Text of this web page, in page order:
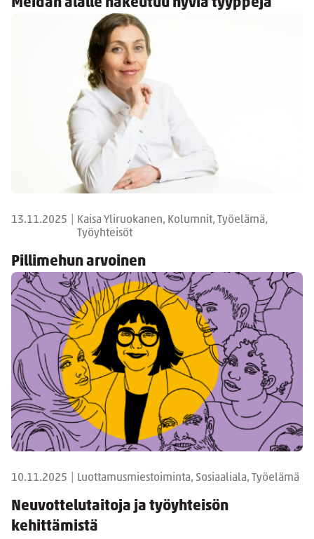
Meidän alalle hakeutuu hyviä tyyppejä
13.11.2025
Kaisa Yliruokanen, Kolumnit, Työelämä,
Työyhteisöt
Pillimehun arvoinen
10.11.2025 Luottamusmiestoiminta, Sosiaaliala, Työelämä
Neuvottelutaitoja ja työyhteisön
kehittämistä